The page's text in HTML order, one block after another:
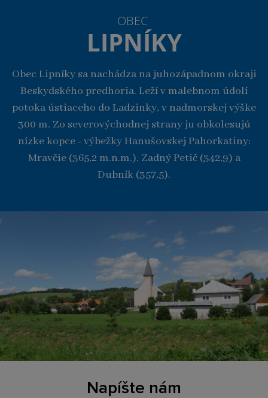
OBEC
LIPNÍKY
Obec Lipníky sa nachádza na juhozápadnom okraji
Beskydského predhoria. Leží v malebnom údolí
potoka ústiaceho do Ladzinky, v nadmorskej výške
300 m. Zo severovýchodnej strany ju obkolesujú
nízke kopce - výbežky Hanušovskej Pahorkatiny:
Mravčie (365,2 m.n.m.), Zadný Petič (342,9) a
Dubník (357,5).
Napíšte nám